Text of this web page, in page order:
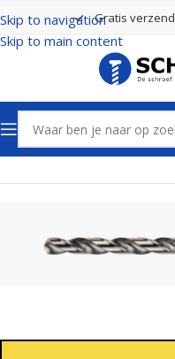
Skip to navigation
Skip to main content
Gratis
Home Boren Spiraalboren